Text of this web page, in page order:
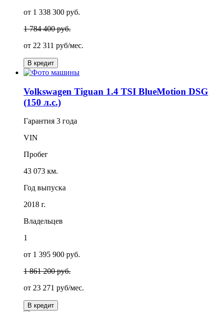
от 1 338 300 руб.
1 784 400 руб.
от 22 311 руб/мес.
В кредит
Volkswagen Tiguan 1.4 TSI BlueMotion DSG
(150 л.с.)
Гарантия 3 года
VIN
Пробег
43 073 км.
Год выпуска
2018 г.
Владельцев
1
от 1 395 900 руб.
1 861 200 руб.
от 23 271 руб/мес.
В кредит